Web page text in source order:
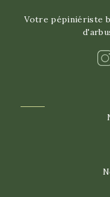
Votre pépiniériste